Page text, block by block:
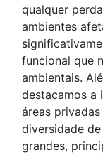
qualquer
ambientes
funcional que
ambientais.
destacamos a
áreas
diversidade
grandes,